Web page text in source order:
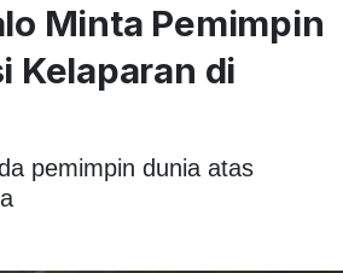
Minta Pemimpin
Kelaparan di
pemimpin dunia atas